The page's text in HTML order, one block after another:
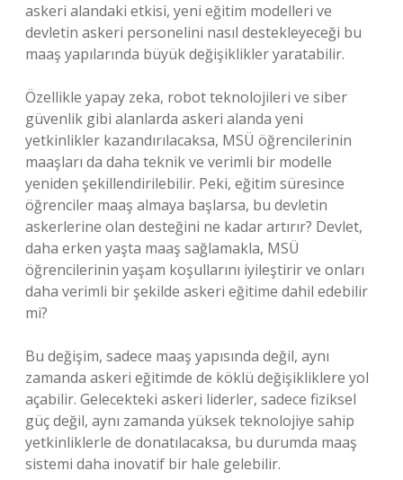
askeri alandaki etkisi, yeni eğitim modelleri ve
devletin askeri personelini nasıl destekleyeceği bu
maaş yapılarında büyük değişiklikler yaratabilir.
Özellikle yapay zeka, robot teknolojileri ve siber
güvenlik gibi alanlarda askeri alanda yeni
yetkinlikler kazandırılacaksa, MSÜ öğrencilerinin
maaşları da daha teknik ve verimli bir modelle
yeniden şekillendirilebilir. Peki, eğitim süresince
öğrenciler maaş almaya başlarsa, bu devletin
askerlerine olan desteğini ne kadar artırır? Devlet,
daha erken yaşta maaş sağlamakla, MSÜ
öğrencilerinin yaşam koşullarını iyileştirir ve onları
daha verimli bir şekilde askeri eğitime dahil edebilir
mi?
Bu değişim, sadece maaş yapısında değil, aynı
zamanda askeri eğitimde de köklü değişikliklere yol
açabilir. Gelecekteki askeri liderler, sadece fiziksel
güç değil, aynı zamanda yüksek teknolojiye sahip
yetkinliklerle de donatılacaksa, bu durumda maaş
sistemi daha inovatif bir hale gelebilir.